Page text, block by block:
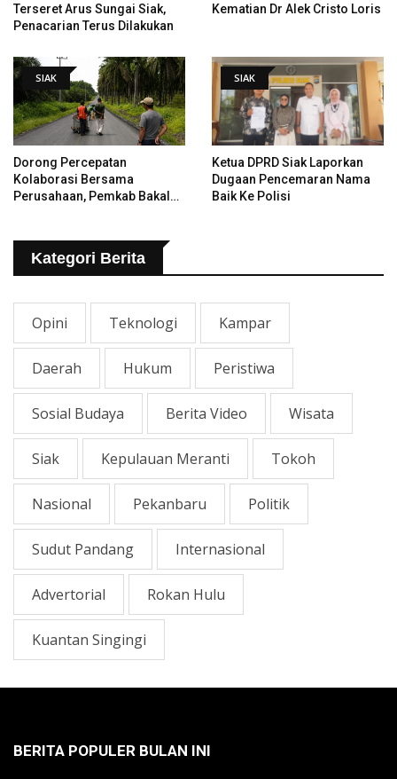
Terseret Arus Sungai Siak,
Penacarian Terus Dilakukan
Kematian Dr Alek Cristo Loris
SIAK
Dorong Percepatan
Kolaborasi Bersama
Perusahaan, Pemkab Bakal
SIAK
Ketua DPRD Siak Laporkan
Dugaan Pencemaran Nama
Baik Ke Polisi
Kategori Berita
Opini Teknologi Kampar
Daerah Hukum Peristiwa
Sosial Budaya Berita Video Wisata
Siak Kepulauan Meranti Tokoh
Nasional Pekanbaru Politik
Sudut Pandang Internasional
Advertorial Rokan Hulu
Kuantan Singingi
BERITA POPULER BULAN INI